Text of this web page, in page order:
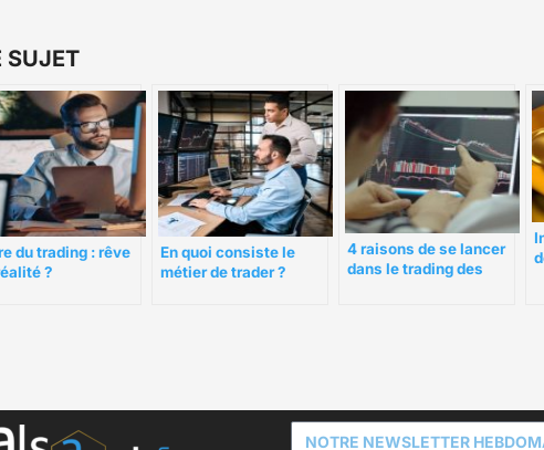
SUJET
du trading : rêve
?
En quoi consiste le
métier de trader ?
4 raisons de se lancer
dans le trading des